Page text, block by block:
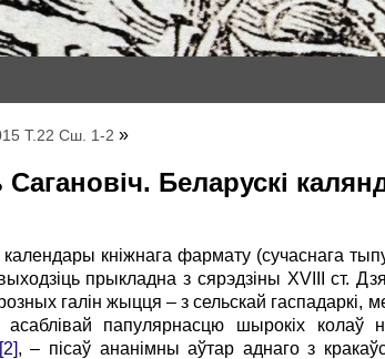
Т.22 Сш. 1-2 »
Сагановіч. Беларускі
кніжнага фармату (сучаснага
прыкладна з сярэдзіны ХVІІІ ст.
галін жыцця – з сельскай гаспадаркі,
асаблівай папулярнасцю шырокіх колаў
[2], – пісаў ананімны аўтар аднаго з